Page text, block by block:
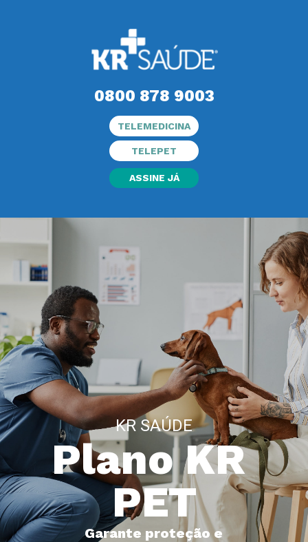
0800 878 9003
TELEMEDICINA
TELEPET
ASSINE JÁ
KR SAÚDE
Plano KR
PET
Garante proteção e